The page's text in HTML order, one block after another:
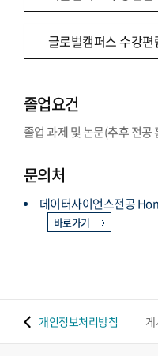
글로벌캠퍼스 수강편
졸업요건
졸업 과제 및 논문(추후 전공
문의처
데이터사이언스전공
바로가기
개인정보처리방침